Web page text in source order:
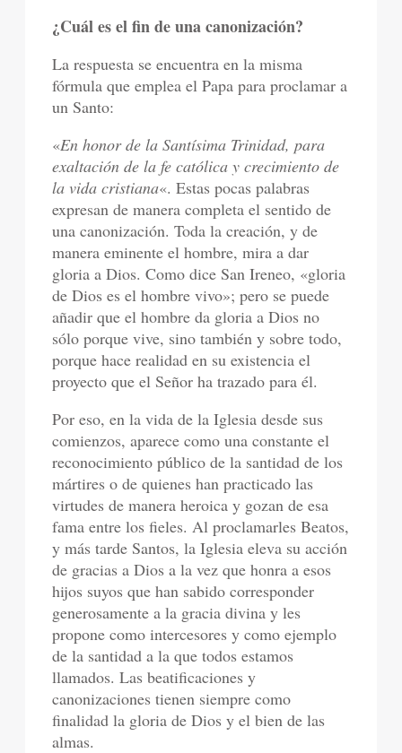
¿Cuál es el fin de una canonización?
La respuesta se encuentra en la misma
fórmula que emplea el Papa para proclamar a
un Santo:
«En honor de la Santísima Trinidad, para
exaltación de la fe católica y crecimiento de
la vida cristiana«. Estas pocas palabras
expresan de manera completa el sentido de
una canonización. Toda la creación, y de
manera eminente el hombre, mira a dar
gloria a Dios. Como dice San Ireneo, «gloria
de Dios es el hombre vivo»; pero se puede
añadir que el hombre da gloria a Dios no
sólo porque vive, sino también y sobre todo,
porque hace realidad en su existencia el
proyecto que el Señor ha trazado para él.
Por eso, en la vida de la Iglesia desde sus
comienzos, aparece como una constante el
reconocimiento público de la santidad de los
mártires o de quienes han practicado las
virtudes de manera heroica y gozan de esa
fama entre los fieles. Al proclamarles Beatos,
y más tarde Santos, la Iglesia eleva su acción
de gracias a Dios a la vez que honra a esos
hijos suyos que han sabido corresponder
generosamente a la gracia divina y les
propone como intercesores y como ejemplo
de la santidad a la que todos estamos
llamados. Las beatificaciones y
canonizaciones tienen siempre como
finalidad la gloria de Dios y el bien de las
almas.